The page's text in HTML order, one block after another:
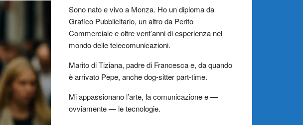
Sono nato e vivo a Monza. Ho un diploma da
Grafico Pubblicitario, un altro da Perito
Commerciale e oltre vent’anni di esperienza nel
mondo delle telecomunicazioni.
Marito di Tiziana, padre di Francesca e, da quando
è arrivato Pepe, anche dog-sitter part-time.
Mi appassionano l’arte, la comunicazione e —
ovviamente — le tecnologie.